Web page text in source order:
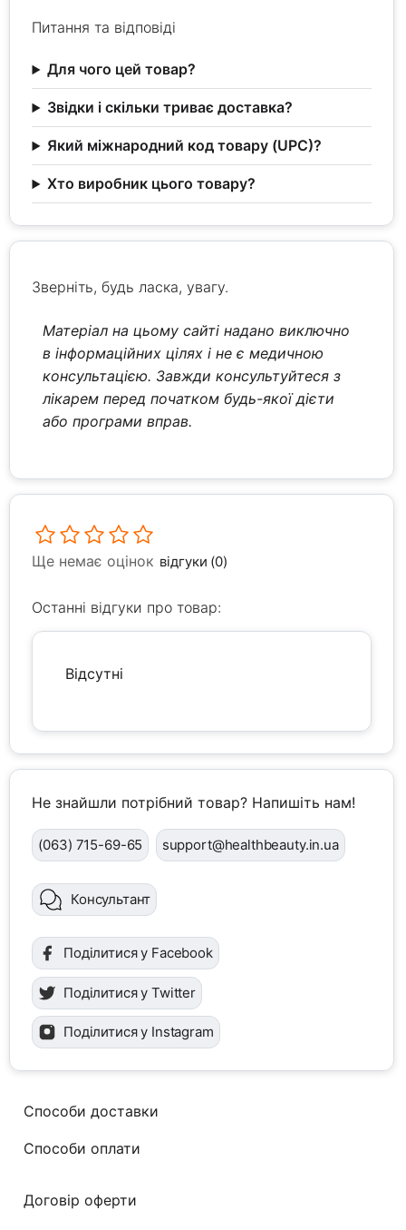
Питання та відповіді
Для чого цей товар?
Звідки і скільки триває доставка?
Який міжнародний код товару (UPC)?
Хто виробник цього товару?
Зверніть, будь ласка, увагу.
Матеріал на цьому сайті надано виключно
в інформаційних цілях і не є медичною
консультацією. Завжди консультуйтеся з
лікарем перед початком будь-якої дієти
або програми вправ.
Ще немає оцінок відгуки (0)
Останні відгуки про товар:
Відсутні
Не знайшли потрібний товар? Напишіть нам!
(063) 715-69-65 support@healthbeauty.in.ua
Консультант
Поділитися у Facebook
Поділитися у Twitter
Поділитися у Instagram
Способи доставки
Способи оплати
Договір оферти